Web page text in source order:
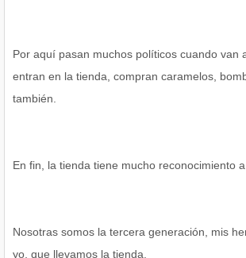
Por aquí pasan muchos políticos cuando van
entran en la tienda, compran caramelos,
también.
En fin, la tienda tiene mucho reconocimiento
Nosotras somos la tercera generación, mis
yo, que llevamos la tienda.